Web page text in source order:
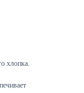
хлопка.